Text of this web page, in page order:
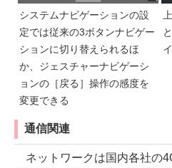
システムナビゲーションの設
定では従来の3ボタンナビゲー
ションに切り替えられるほ
か、ジェスチャーナビゲーシ
ョンの［戻る］操作の感度を
変更できる
通信関連
ネットワークは国内各社の